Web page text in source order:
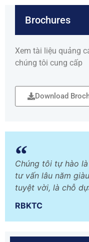
Brochures
Xem tài liệu quảng
chúng tôi cung cấp
Download
Chúng tôi tự hào
tư vấn lâu năm
tuyệt vời, là chỗ
RBKTC